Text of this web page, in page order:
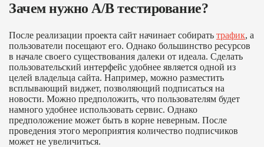
Зачем нужно A/B тестирование?
После реализации проекта сайт начинает собирать трафик, а
пользователи посещают его. Однако большинство ресурсов
в начале своего существования далеки от идеала. Сделать
пользовательский интерфейс удобнее является одной из
целей владельца сайта. Например, можно разместить
всплывающий виджет, позволяющий подписаться на
новости. Можно предположить, что пользователям будет
намного удобнее использовать сервис. Однако
предположение может быть в корне неверным. После
проведения этого мероприятия количество подписчиков
может не увеличиться.